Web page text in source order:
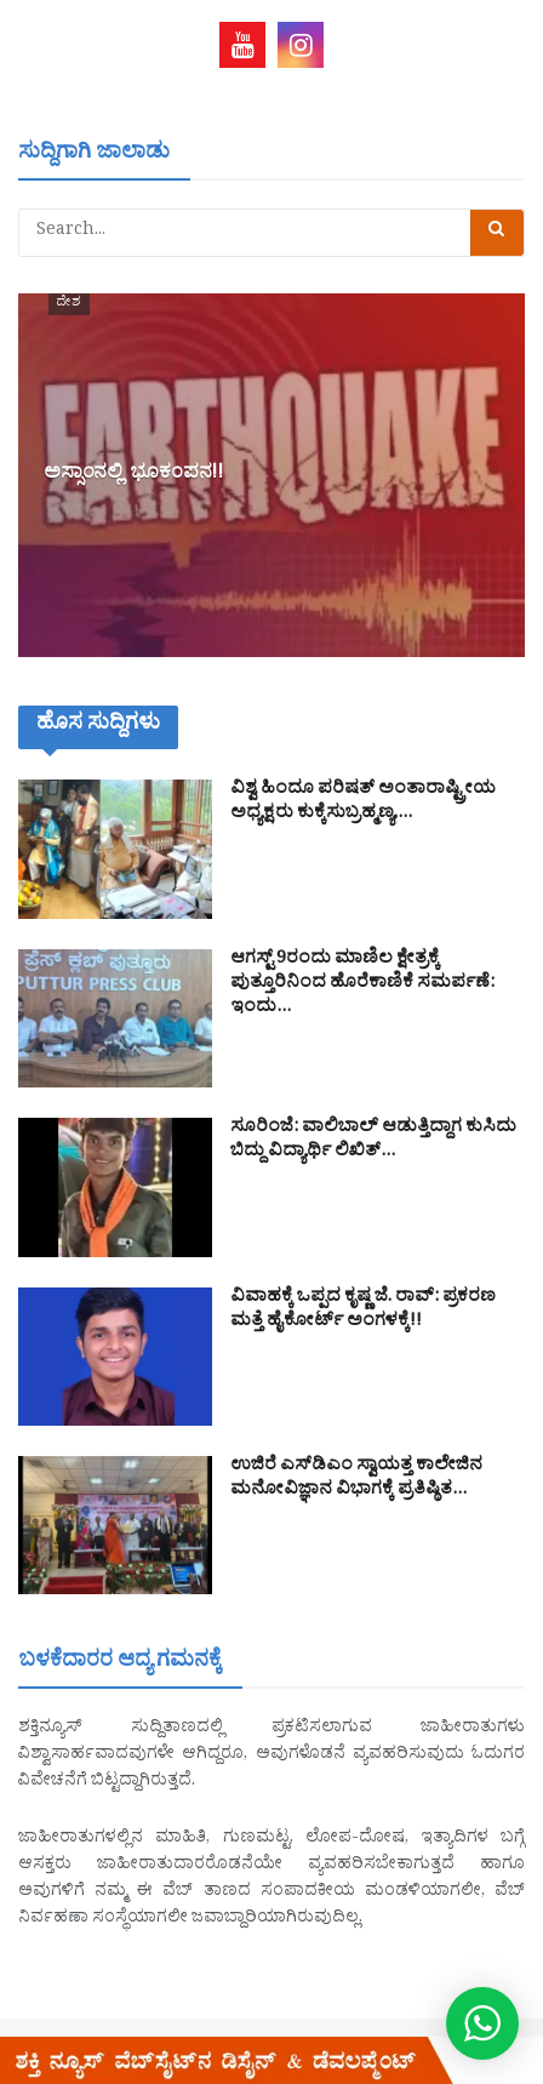
ಸುದ್ದಿಗಾಗಿ ಜಾಲಾಡು
ದೇಶ
ಅಸ್ಸಾಂನಲ್ಲಿ ಭೂಕಂಪನ!!
ಹೊಸ ಸುದ್ದಿಗಳು
ವಿಶ್ವ ಹಿಂದೂ ಪರಿಷತ್ ಅಂತಾರಾಷ್ಟ್ರೀಯ
ಅಧ್ಯಕ್ಷರು ಕುಕ್ಕೆಸುಬ್ರಹ್ಮಣ್ಯ,…
ಆಗಸ್ಟ್ 9ರಂದು ಮಾಣಿಲ ಕ್ಷೇತ್ರಕ್ಕೆ
ಪುತ್ತೂರಿನಿಂದ ಹೊರೆಕಾಣಿಕೆ ಸಮರ್ಪಣೆ:
ಇಂದು…
ಸೂರಿಂಜೆ: ವಾಲಿಬಾಲ್ ಆಡುತ್ತಿದ್ದಾಗ ಕುಸಿದು
ಬಿದ್ದು ವಿದ್ಯಾರ್ಥಿ ಲಿಖಿತ್…
ವಿವಾಹಕ್ಕೆ ಒಪ್ಪದ ಕೃಷ್ಣ ಜೆ. ರಾವ್: ಪ್ರಕರಣ
ಮತ್ತೆ ಹೈಕೋರ್ಟ್ ಅಂಗಳಕ್ಕೆ!!
ಉಜಿರೆ ಎಸ್‌ಡಿಎಂ ಸ್ವಾಯತ್ತ ಕಾಲೇಜಿನ
ಮನೋವಿಜ್ಞಾನ ವಿಭಾಗಕ್ಕೆ ಪ್ರತಿಷ್ಠಿತ…
ಬಳಕೆದಾರರ ಆದ್ಯ ಗಮನಕ್ಕೆ
ಶಕ್ತಿನ್ಯೂಸ್ ಸುದ್ದಿತಾಣದಲ್ಲಿ ಪ್ರಕಟಿಸಲಾಗುವ ಜಾಹೀರಾತುಗಳು
ವಿಶ್ವಾಸಾರ್ಹವಾದವುಗಳೇ ಆಗಿದ್ದರೂ, ಅವುಗಳೊಡನೆ ವ್ಯವಹರಿಸುವುದು ಓದುಗರ
ವಿವೇಚನೆಗೆ ಬಿಟ್ಟದ್ದಾಗಿರುತ್ತದೆ.
ಜಾಹೀರಾತುಗಳಲ್ಲಿನ ಮಾಹಿತಿ, ಗುಣಮಟ್ಟ, ಲೋಪ-ದೋಷ, ಇತ್ಯಾದಿಗಳ ಬಗ್ಗೆ
ಆಸಕ್ತರು ಜಾಹೀರಾತುದಾರರೊಡನೆಯೇ ವ್ಯವಹರಿಸಬೇಕಾಗುತ್ತದೆ ಹಾಗೂ
ಅವುಗಳಿಗೆ ನಮ್ಮ ಈ ವೆಬ್ ತಾಣದ ಸಂಪಾದಕೀಯ ಮಂಡಳಿಯಾಗಲೀ, ವೆಬ್
ನಿರ್ವಹಣಾ ಸಂಸ್ಥೆಯಾಗಲೀ ಜವಾಬ್ದಾರಿಯಾಗಿರುವುದಿಲ್ಲ.